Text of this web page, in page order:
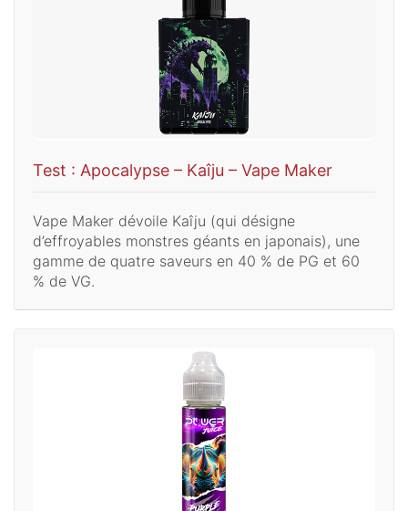
Test : Apocalypse – Kaîju – Vape Maker
Vape Maker dévoile Kaîju (qui désigne
d’effroyables monstres géants en japonais), une
gamme de quatre saveurs en 40 % de PG et 60
% de VG.